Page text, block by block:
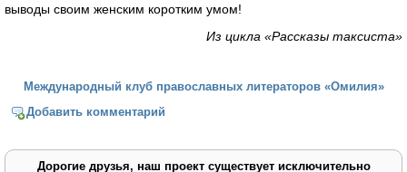
выводы своим женским коротким умом!
Из цикла «Рассказы таксиста»
Международный клуб православных литераторов «Омилия»
Добавить комментарий
Дорогие друзья, наш проект существует исключительно